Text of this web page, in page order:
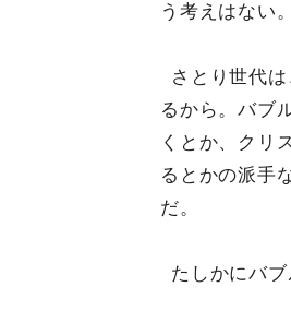
う考えはない
さとり世代
るから。バブ
くとか、クリ
るとかの派手
だ。
たしかにバ